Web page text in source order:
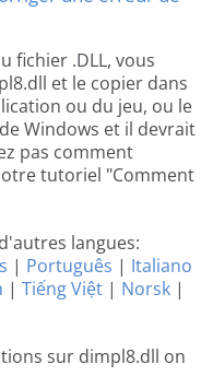
fichier .DLL, vous
et le copier dans
ou du jeu, ou le
Windows et il devrait
pas comment
tutoriel "Comment
langues:
| Português | Italiano
| Tiếng Việt | Norsk |
sur dimpl8.dll on